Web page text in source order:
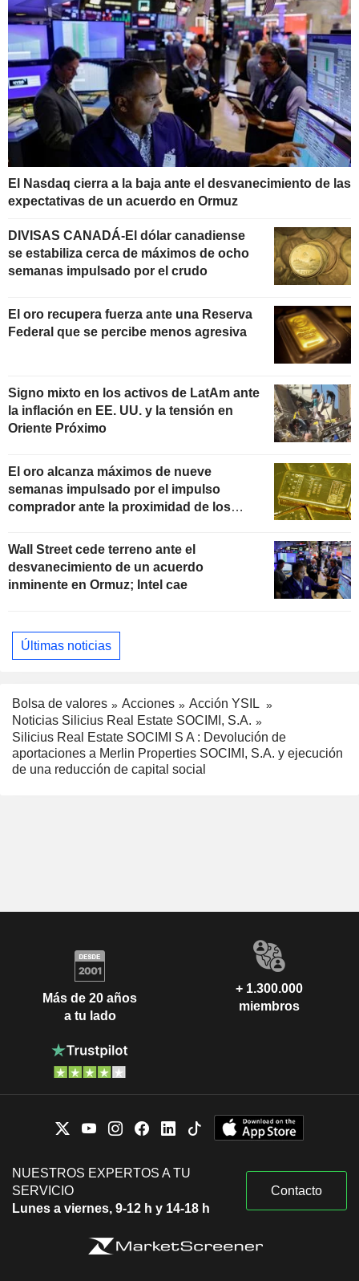
El Nasdaq cierra a la baja ante el desvanecimiento de las
expectativas de un acuerdo en Ormuz
DIVISAS CANADÁ-El dólar canadiense
se estabiliza cerca de máximos de ocho
semanas impulsado por el crudo
El oro recupera fuerza ante una Reserva
Federal que se percibe menos agresiva
Signo mixto en los activos de LatAm ante
la inflación en EE. UU. y la tensión en
Oriente Próximo
El oro alcanza máximos de nueve
semanas impulsado por el impulso
comprador ante la proximidad de los
Wall Street cede terreno ante el
desvanecimiento de un acuerdo
inminente en Ormuz; Intel cae
Últimas noticias
Bolsa de valores Acciones
Acción YSIL
Noticias Silicius Real Estate SOCIMI, S.A.
Silicius Real Estate SOCIMI S A : Devolución de
aportaciones a Merlin Properties SOCIMI, S.A. y ejecución
de una reducción de capital social
Más de 20 años
a tu lado
+ 1.300.000
miembros
NUESTROS EXPERTOS A TU
SERVICIO
Lunes a viernes, 9-12 h y 14-18 h
Contacto